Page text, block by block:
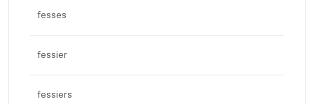
fesses
fessier
fessiers